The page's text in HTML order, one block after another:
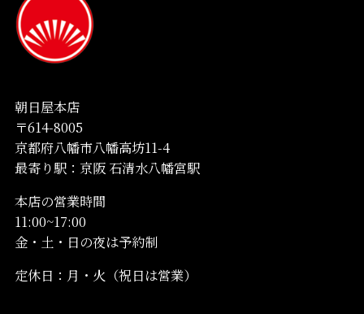
朝日屋本店
〒614-8005
京都府八幡市八幡高坊11-4
最寄り駅：京阪 石清水八幡宮駅
本店の営業時間
11:00~17:00
金・土・日の夜は予約制
定休日：月・火（祝日は営業）